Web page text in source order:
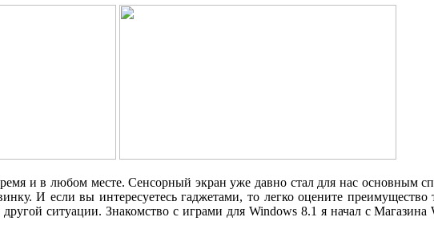
и в любом месте. Сенсорный экран уже давно стал для нас основным
И если вы интересуетесь гаджетами, то легко оцените преимущество
ситуации. Знакомство с играми для Windows 8.1 я начал с